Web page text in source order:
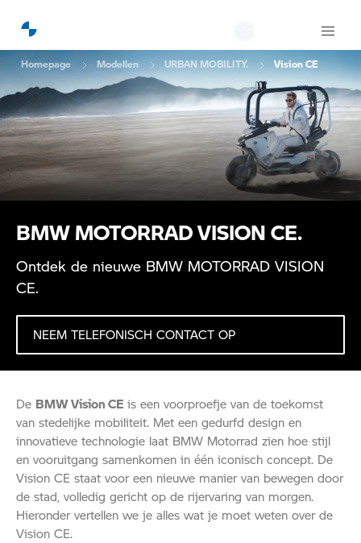
Homepage Modellen URBAN MOBILITY. Vision CE
BMW MOTORRAD VISION CE.
Ontdek de nieuwe BMW MOTORRAD VISION
CE.
NEEM TELEFONISCH CONTACT OP
De BMW Vision CE is een voorproefje van de toekomst
van stedelijke mobiliteit. Met een gedurfd design en
innovatieve technologie laat BMW Motorrad zien hoe stijl
en vooruitgang samenkomen in één iconisch concept. De
Vision CE staat voor een nieuwe manier van bewegen door
de stad, volledig gericht op de rijervaring van morgen.
Hieronder vertellen we je alles wat je moet weten over de
Vision CE.